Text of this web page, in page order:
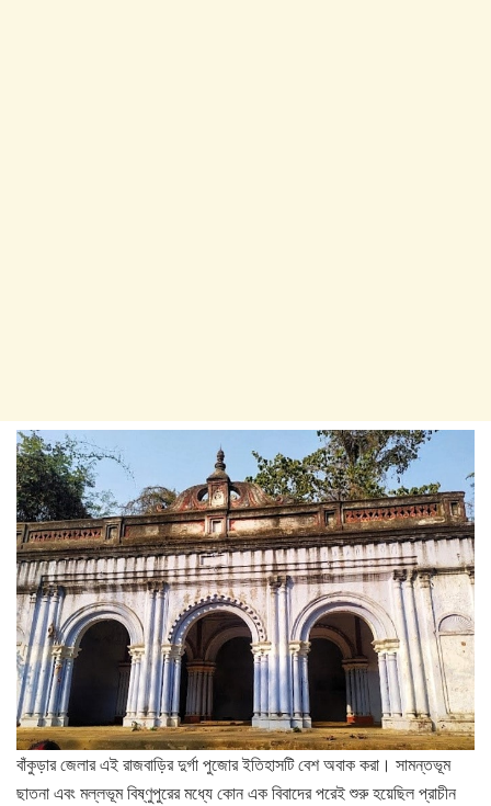
বাঁকুড়ার জেলার এই রাজবাড়ির দুর্গা পুজোর ইতিহাসটি বেশ অবাক করা। সামন্তভূম
ছাতনা এবং মল্লভূম বিষ্ণুপুরের মধ্যে কোন এক বিবাদের পরেই শুরু হয়েছিল প্রাচীন